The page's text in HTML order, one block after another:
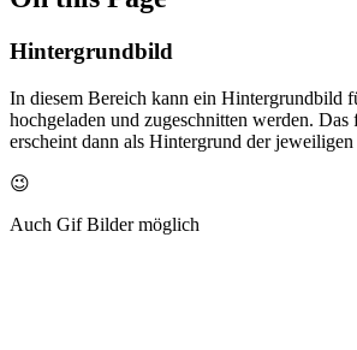
Hintergrundbild
In diesem Bereich kann ein Hintergrundbild
hochgeladen und zugeschnitten werden. Das
erscheint dann als Hintergrund der
😉
Auch Gif Bilder möglich